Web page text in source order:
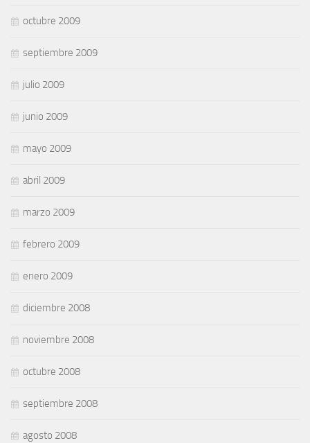
octubre 2009
septiembre 2009
julio 2009
junio 2009
mayo 2009
abril 2009
marzo 2009
febrero 2009
enero 2009
diciembre 2008
noviembre 2008
octubre 2008
septiembre 2008
agosto 2008